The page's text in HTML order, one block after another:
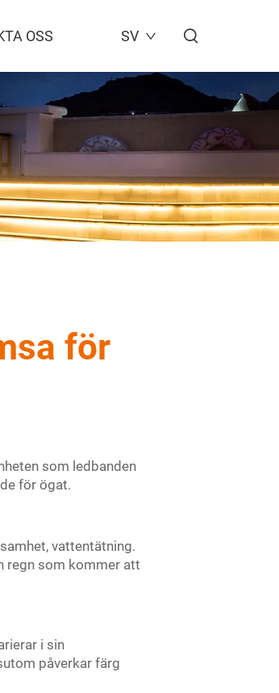
OSS SV
för
som ledbanden
för ögat.
vattentätning.
regn som kommer att
i sin
påverkar färg